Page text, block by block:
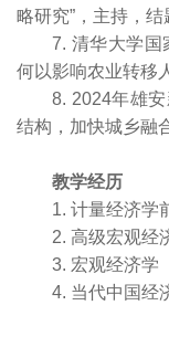
略研究”，主持，结
7. 清华大学国
何以影响农业转移
8. 2024年雄
结构，加快城乡融
教学经历
1. 计量经济学
2. 高级宏观经
3. 宏观经济学
4. 当代中国经